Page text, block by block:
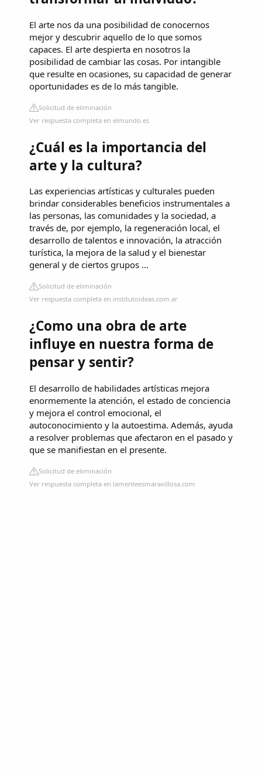
El arte nos da una posibilidad de conocernos
mejor y descubrir aquello de lo que somos
capaces. El arte despierta en nosotros la
posibilidad de cambiar las cosas. Por intangible
que resulte en ocasiones, su capacidad de generar
oportunidades es de lo más tangible.
Solicitud de eliminación
Ver respuesta completa en elmundo.es
¿Cuál es la importancia del
arte y la cultura?
Las experiencias artísticas y culturales pueden
brindar considerables beneficios instrumentales a
las personas, las comunidades y la sociedad, a
través de, por ejemplo, la regeneración local, el
desarrollo de talentos e innovación, la atracción
turística, la mejora de la salud y el bienestar
general y de ciertos grupos ...
Solicitud de eliminación
Ver respuesta completa en institutoideas.com.ar
¿Como una obra de arte
influye en nuestra forma de
pensar y sentir?
El desarrollo de habilidades artísticas mejora
enormemente la atención, el estado de conciencia
y mejora el control emocional, el
autoconocimiento y la autoestima. Además, ayuda
a resolver problemas que afectaron en el pasado y
que se manifiestan en el presente.
Solicitud de eliminación
Ver respuesta completa en lamenteesmaravillosa.com